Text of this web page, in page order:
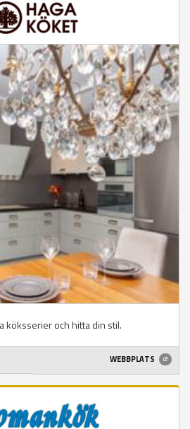
köksserier och hitta din stil.
WEBBPLATS